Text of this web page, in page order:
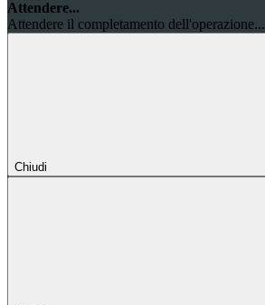
Attendere...
Attendere il completamento dell'operazione...
Chiudi